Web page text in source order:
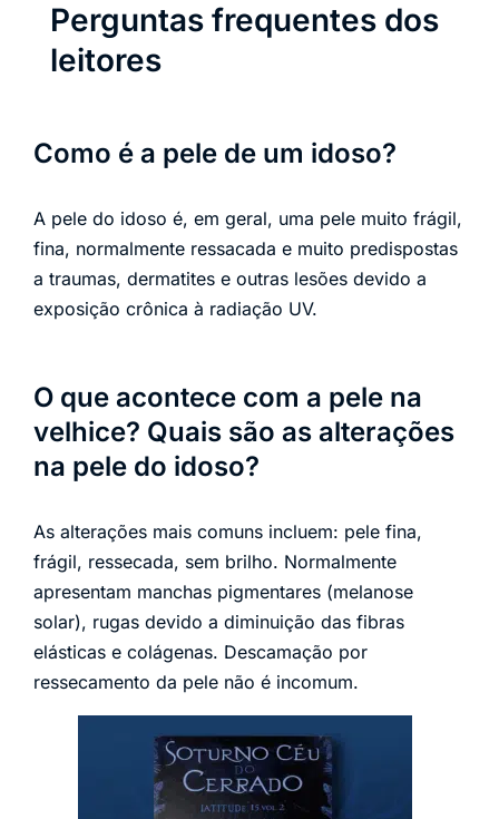
Perguntas frequentes dos
leitores
Como é a pele de um idoso?
A pele do idoso é, em geral, uma pele muito frágil,
fina, normalmente ressacada e muito predispostas
a traumas, dermatites e outras lesões devido a
exposição crônica à radiação UV.
O que acontece com a pele na
velhice? Quais são as alterações
na pele do idoso?
As alterações mais comuns incluem: pele fina,
frágil, ressecada, sem brilho. Normalmente
apresentam manchas pigmentares (melanose
solar), rugas devido a diminuição das fibras
elásticas e colágenas. Descamação por
ressecamento da pele não é incomum.